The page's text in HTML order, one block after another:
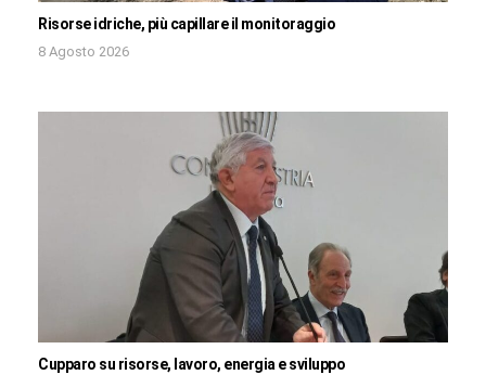
Risorse idriche, più capillare il monitoraggio
8 Agosto 2026
Cupparo su risorse, lavoro, energia e sviluppo